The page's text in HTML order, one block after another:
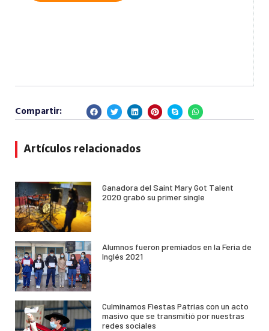
Compartir:
Artículos relacionados
Ganadora del Saint Mary Got Talent
2020 grabó su primer single
Alumnos fueron premiados en la Feria de
Inglés 2021
Culminamos Fiestas Patrias con un acto
masivo que se transmitió por nuestras
redes sociales